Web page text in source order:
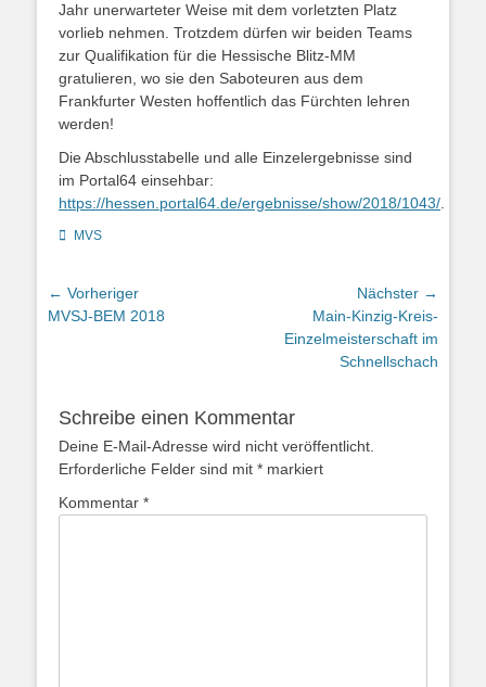
Jahr unerwarteter Weise mit dem vorletzten Platz
vorlieb nehmen. Trotzdem dürfen wir beiden Teams
zur Qualifikation für die Hessische Blitz-MM
gratulieren, wo sie den Saboteuren aus dem
Frankfurter Westen hoffentlich das Fürchten lehren
werden!
Die Abschlusstabelle und alle Einzelergebnisse sind
im Portal64 einsehbar:
https://hessen.portal64.de/ergebnisse/show/2018/1043/
Kategorien
MVS
Beitragsnavigation
← Vorheriger
Vorheriger
MVSJ-BEM 2018
Nächster →
Beitrag:
Main-Kinzig-Kreis-
Einzelmeisterschaft im
Schnellschach
Schreibe einen Kommentar
Deine E-Mail-Adresse wird nicht veröffentlicht.
Erforderliche Felder sind mit * markiert
Kommentar *